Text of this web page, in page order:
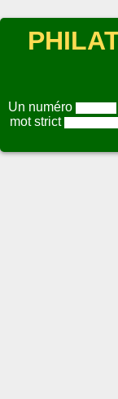
Un numéro
mot strict